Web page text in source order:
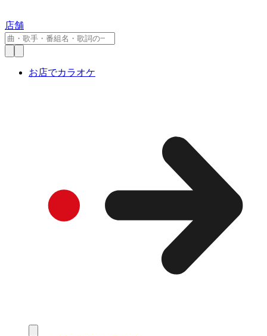
店舗
お店でカラオケ